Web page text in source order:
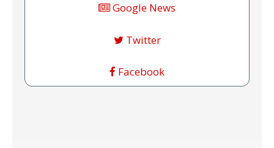
Google News
Twitter
Facebook